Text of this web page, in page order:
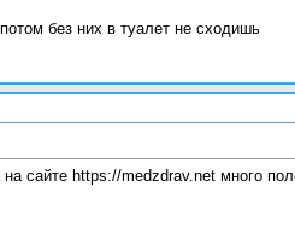
без них в туалет не сходишь
сайте https://medzdrav.net много